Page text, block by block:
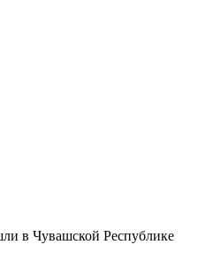
в Чувашской Республике